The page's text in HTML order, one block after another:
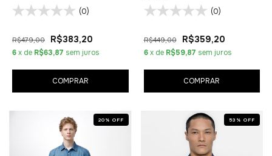
(0)
R$479,00 R$383,20
6x de R$63,87 sem juros
COMPRAR
(0)
R$449,00 R$359,20
6 x de R$59,87 sem juros
COMPRAR
20 % OFF 53 % OFF